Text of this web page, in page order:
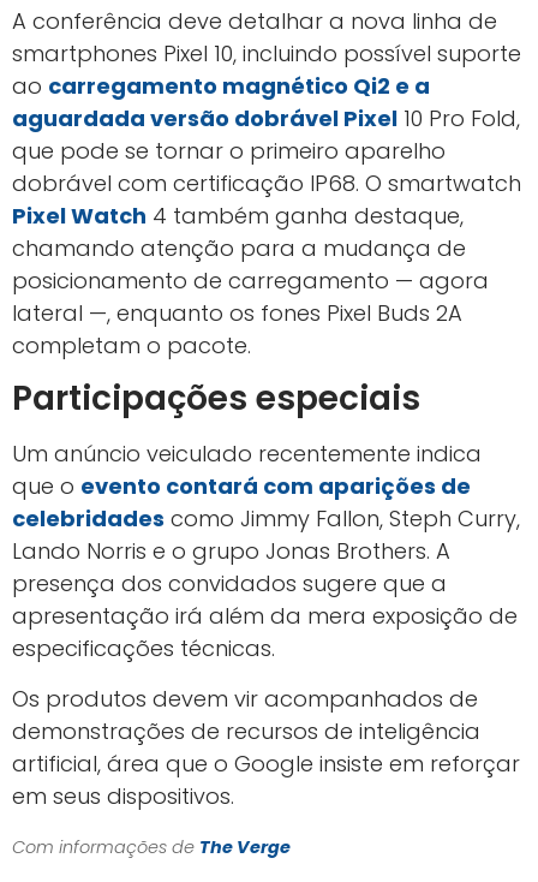
A conferência deve detalhar a nova linha de
smartphones Pixel 10, incluindo possível suporte
ao carregamento magnético Qi2 e a
aguardada versão dobrável Pixel 10 Pro Fold,
que pode se tornar o primeiro aparelho
dobrável com certificação IP68. O smartwatch
Pixel Watch 4 também ganha destaque,
chamando atenção para a mudança de
posicionamento de carregamento — agora
lateral —, enquanto os fones Pixel Buds 2A
completam o pacote.
Participações especiais
Um anúncio veiculado recentemente indica
que o evento contará com aparições de
celebridades como Jimmy Fallon, Steph Curry,
Lando Norris e o grupo Jonas Brothers. A
presença dos convidados sugere que a
apresentação irá além da mera exposição de
especificações técnicas.
Os produtos devem vir acompanhados de
demonstrações de recursos de inteligência
artificial, área que o Google insiste em reforçar
em seus dispositivos.
Com informações de The Verge